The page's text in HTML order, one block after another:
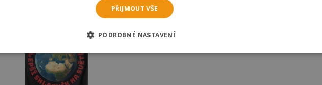
PŘIJMOUT VŠE
PODROBNÉ NASTAVENÍ